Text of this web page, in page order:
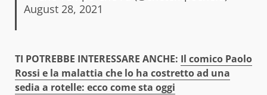
August 28, 2021
TI POTREBBE INTERESSARE ANCHE: Il comico Paolo
Rossi e la malattia che lo ha costretto ad una
sedia a rotelle: ecco come sta oggi